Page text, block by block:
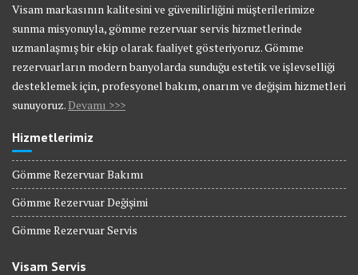
Visam markasının kalitesini ve güvenilirliğini müşterilerimize
sunma misyonuyla, gömme rezervuar servis hizmetlerinde
uzmanlaşmış bir ekip olarak faaliyet gösteriyoruz. Gömme
rezervuarların modern banyolarda sunduğu estetik ve işlevselliği
desteklemek için, profesyonel bakım, onarım ve değişim hizmetleri
sunuyoruz. Devamı >>>
Hizmetlerimiz
Gömme Rezervuar Bakımı
Gömme Rezervuar Değişimi
Gömme Rezervuar Servis
Visam Servis